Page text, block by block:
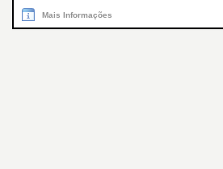
Mais Informações